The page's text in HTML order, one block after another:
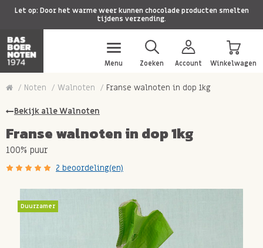
Let op: Door het warme weer kunnen chocolade producten smelten
tijdens verzending.
Menu Zoeken Account Winkelwagen
Noten Walnoten Franse walnoten in dop 1kg
Bekijk alle Walnoten
Franse walnoten in dop 1kg
100% puur
2 beoordeling(en)
Duurzamer